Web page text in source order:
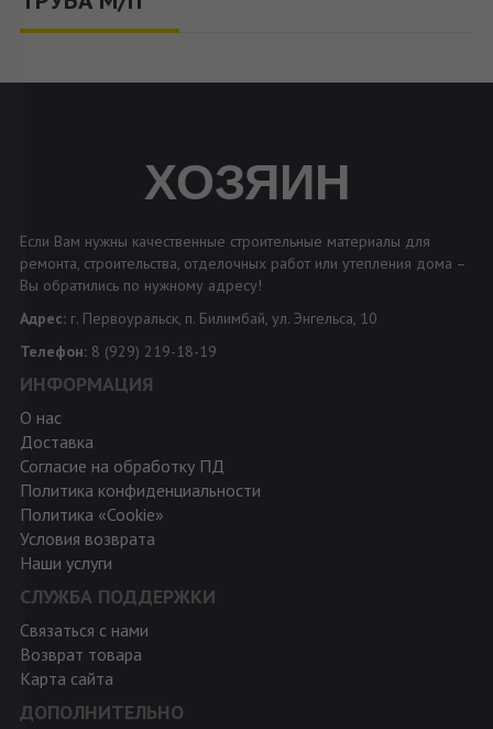
ХОЗЯИН
Если Вам нужны качественные строительные материалы для
ремонта, строительства, отделочных работ или утепления дома –
Вы обратились по нужному адресу!
Адрес: г. Первоуральск, п. Билимбай, ул. Энгельса, 10
Телефон: 8 (929) 219-18-19
ИНФОРМАЦИЯ
О нас
Доставка
Согласие на обработку ПД
Политика конфиденциальности
Политика «Cookie»
Условия возврата
Наши услуги
СЛУЖБА ПОДДЕРЖКИ
Связаться с нами
Возврат товара
Карта сайта
ДОПОЛНИТЕЛЬНО